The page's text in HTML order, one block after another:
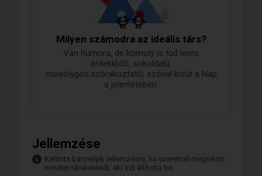
Milyen számodra az ideális társ?
Van humora, de komoly is tud lenni,
érdeklődő, sokoldalú,
mosolygós,szórakoztató; szóval kisüt a Nap
a jelenlétében.
Jellemzése
Kattints bármelyik jellemzésre, ha szeretnél megnézni
minden társkeresőt, aki ezt állította be.